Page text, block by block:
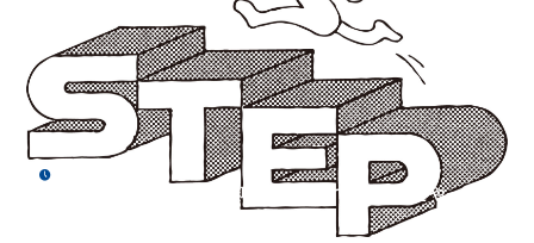
2020年11月2日
日産追浜期間工からただの無職になったのでyou tubeをやってみ